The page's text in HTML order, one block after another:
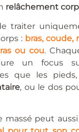
relâchement
traiter
: bras, coude,
ou cou.
un focus
que les
, ou le dos
massé peut